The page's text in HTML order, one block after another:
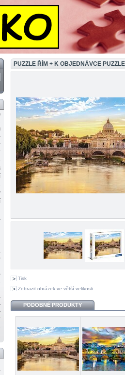
PUZZLE ŘÍM + K OBJEDNÁVCE
Tisk
Zobrazit obrázek ve větší velikosti
PODOBNÉ PRODUKTY